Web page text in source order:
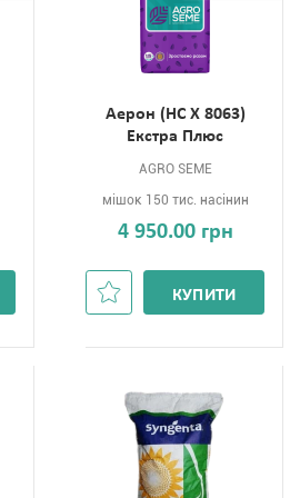
Aерон (НС Х 8063)
Екстра Плюс
AGRO SEME
мішок 150 тис. насінин
4 950.00 грн
КУПИТИ